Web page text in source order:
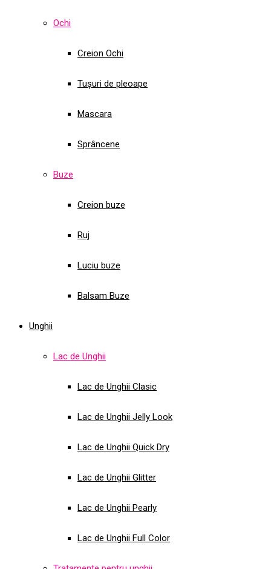
Ochi
Creion Ochi
Tușuri de pleoape
Mascara
Sprâncene
Buze
Creion buze
Ruj
Luciu buze
Balsam Buze
Unghii
Lac de Unghii
Lac de Unghii Clasic
Lac de Unghii Jelly Look
Lac de Unghii Quick Dry
Lac de Unghii Glitter
Lac de Unghii Pearly
Lac de Unghii Full Color